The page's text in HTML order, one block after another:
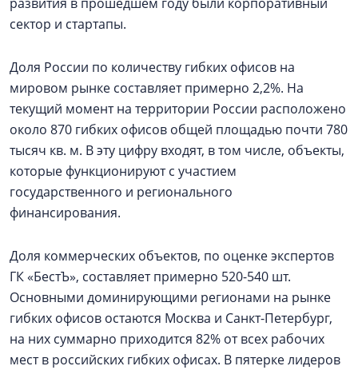
развития в прошедшем году были корпоративный
сектор и стартапы.
Доля России по количеству гибких офисов на
мировом рынке составляет примерно 2,2%. На
текущий момент на территории России расположено
около 870 гибких офисов общей площадью почти 780
тысяч кв. м. В эту цифру входят, в том числе, объекты,
которые функционируют с участием
государственного и регионального
финансирования.
Доля коммерческих объектов, по оценке экспертов
ГК «БестЪ», составляет примерно 520-540 шт.
Основными доминирующими регионами на рынке
гибких офисов остаются Москва и Санкт-Петербург,
на них суммарно приходится 82% от всех рабочих
мест в российских гибких офисах. В пятерке лидеров